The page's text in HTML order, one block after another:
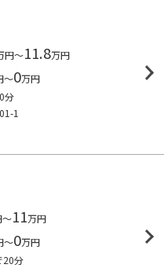
円～11.8万円
～0万円
分
1
～11万円
～0万円
20分